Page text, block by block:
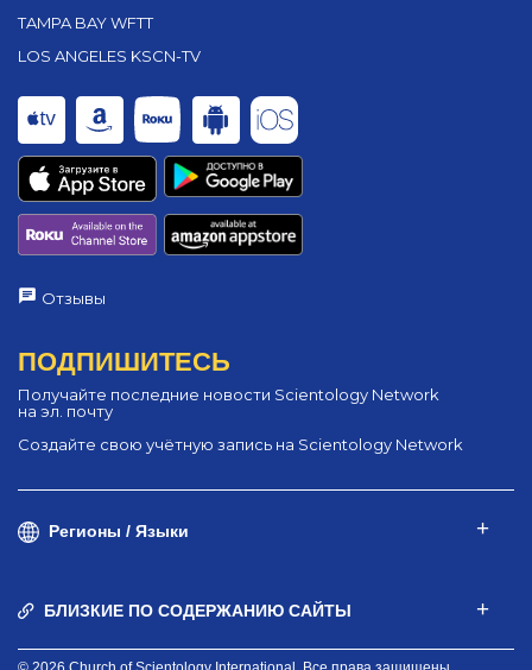
TAMPA BAY WFTT
LOS ANGELES KSCN-TV
Отзывы
ПОДПИШИТЕСЬ
Получайте последние новости Scientology Network
на эл. почту
Создайте свою учётную запись на Scientology Network
Регионы / Языки
БЛИЗКИЕ ПО СОДЕРЖАНИЮ САЙТЫ